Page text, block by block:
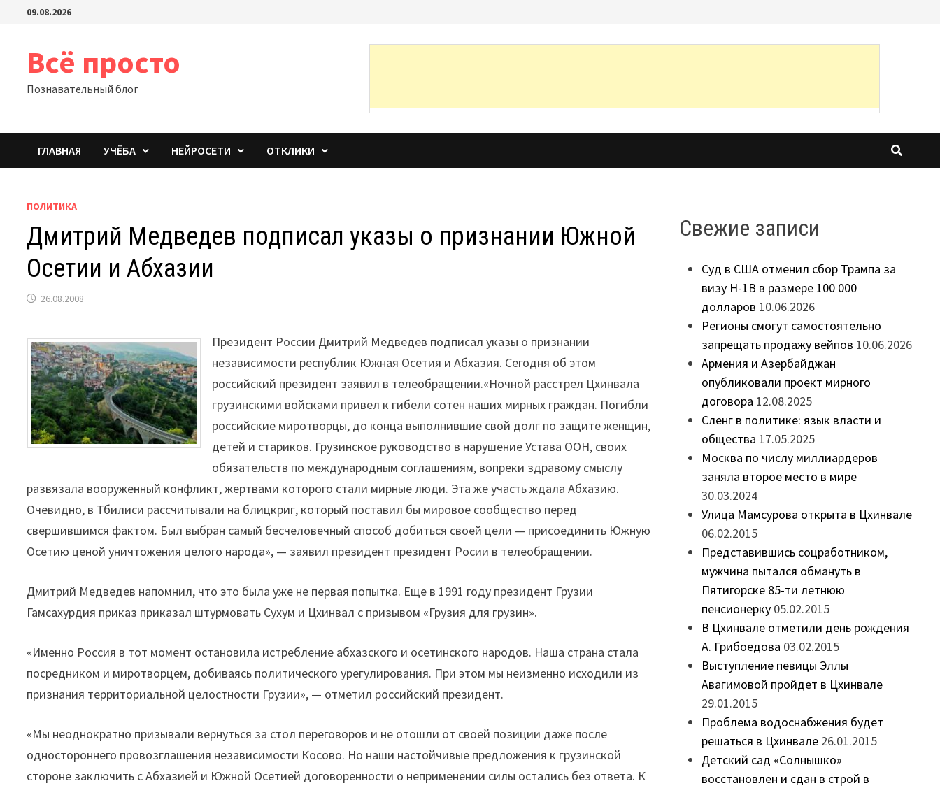
Перейти09.08.2026
Всё просто
Познавательный блог
ГЛАВНАЯ УЧЁБА НЕЙРОСЕТИ ОТКЛИКИ
ПОЛИТИКА
Дмитрий Медведев подписал указы о признании Южной
Осетии и Абхазии
26.08.2008
Президент России Дмитрий Медведев подписал указы о признании
независимости республик Южная Осетия и Абхазия. Сегодня об этом
российский президент заявил в телеобращении.«Ночной расстрел Цхинвала
грузинскими войсками привел к гибели сотен наших мирных граждан. Погибли
российские миротворцы, до конца выполнившие свой долг по защите женщин,
детей и стариков. Грузинское руководство в нарушение Устава ООН, своих
обязательств по международным соглашениям, вопреки здравому смыслу
развязала вооруженный конфликт, жертвами которого стали мирные люди. Эта же участь ждала Абхазию.
Очевидно, в Тбилиси рассчитывали на блицкриг, который поставил бы мировое сообщество перед
свершившимся фактом. Был выбран самый бесчеловечный способ добиться своей цели — присоединить Южную
Осетию ценой уничтожения целого народа», — заявил президент президент Росии в телеобращении.
Дмитрий Медведев напомнил, что это была уже не первая попытка. Еще в 1991 году президент Грузии
Гамсахурдия приказ приказал штурмовать Сухум и Цхинвал с призывом «Грузия для грузин».
«Именно Россия в тот момент остановила истребление абхазского и осетинского народов. Наша страна стала
посредником и миротворцем, добиваясь политического урегулирования. При этом мы неизменно исходили из
признания территориальной целостности Грузии», — отметил российский президент.
«Мы неоднократно призывали вернуться за стол переговоров и не отошли от своей позиции даже после
одностороннего провозглашения независимости Косово. Но наши настойчивые предложения к грузинской
стороне заключить с Абхазией и Южной Осетией договоренности о неприменении силы остались без ответа. К
Свежие записи
Суд в США отменил сбор Трампа за
визу H-1B в размере 100 000
долларов 10.06.2026
Регионы смогут самостоятельно
запрещать продажу вейпов 10.06.2026
Армения и Азербайджан
опубликовали проект мирного
договора 12.08.2025
Сленг в политике: язык власти и
общества 17.05.2025
Москва по числу миллиардеров
заняла второе место в мире
30.03.2024
Улица Мамсурова открыта в Цхинвале
06.02.2015
Представившись соцработником,
мужчина пытался обмануть в
Пятигорске 85-ти летнюю
пенсионерку 05.02.2015
В Цхинвале отметили день рождения
А. Грибоедова 03.02.2015
Выступление певицы Эллы
Авагимовой пройдет в Цхинвале
29.01.2015
Проблема водоснабжения будет
решаться в Цхинвале 26.01.2015
Детский сад «Солнышко»
восстановлен и сдан в строй в